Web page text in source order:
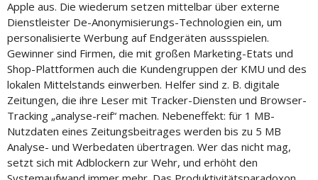
Apple aus. Die wiederum setzen mittelbar über externe
Dienstleister De-Anonymisierungs-Technologien ein, um
personalisierte Werbung auf Endgeräten aussspielen.
Gewinner sind Firmen, die mit großen Marketing-Etats und
Shop-Plattformen auch die Kundengruppen der KMU und des
lokalen Mittelstands einwerben. Helfer sind z. B. digitale
Zeitungen, die ihre Leser mit Tracker-Diensten und Browser-
Tracking „analyse-reif“ machen. Nebeneffekt: für 1 MB-
Nutzdaten eines Zeitungsbeitrages werden bis zu 5 MB
Analyse- und Werbedaten übertragen. Wer das nicht mag,
setzt sich mit Adblockern zur Wehr, und erhöht den